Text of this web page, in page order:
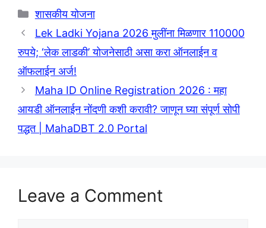
Categories
शासकीय योजना
Lek Ladki Yojana 2026 मुलींना मिळणार 110000
रुपये; ‘लेक लाडकी’ योजनेसाठी असा करा ऑनलाईन व
ऑफलाईन अर्ज!
Maha ID Online Registration 2026 : महा
आयडी ऑनलाईन नोंदणी कशी करावी? जाणून घ्या संपूर्ण सोपी
पद्धत | MahaDBT 2.0 Portal
Leave a Comment